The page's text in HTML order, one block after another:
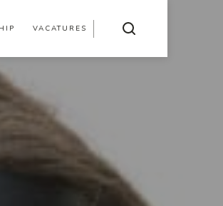
VACATURES